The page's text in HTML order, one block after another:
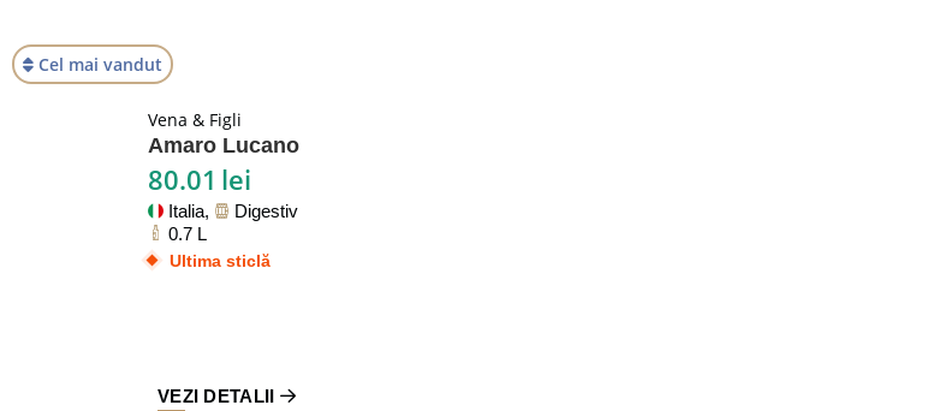
Cel mai vandut
Vena & Figli
Amaro Lucano
80.01 lei
Italia,
Digestiv
0.7 L
Ultima sticlă
VEZI DETALII